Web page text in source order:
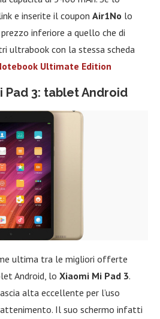
e inserite il coupon Air1No lo
prezzo inferiore a quello che di
ultrabook con la stessa scheda
Ultimate Edition
Pad 3: tablet Android
ultima tra le migliori offerte
Android, lo Xiaomi Mi Pad 3.
alta eccellente per l’uso
Il suo schermo infatti